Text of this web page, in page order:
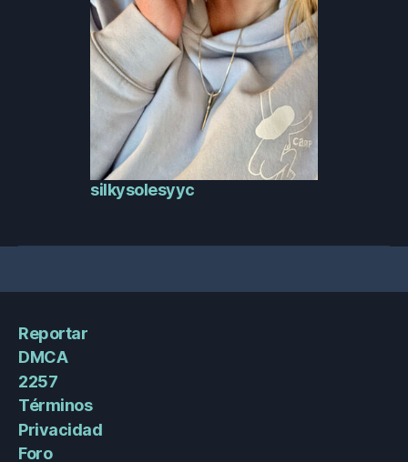
silkysolesyyc
Reportar
DMCA
2257
Términos
Privacidad
Foro